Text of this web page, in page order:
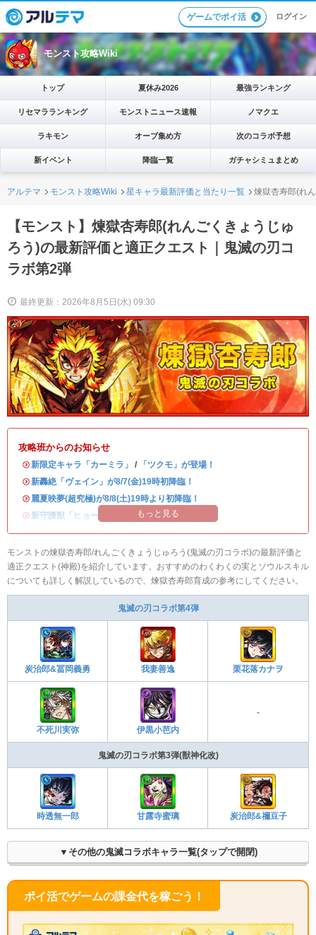
ゲームでポイ活 ログイン
モンスト攻略Wiki
トップ 夏休み2026 最強ランキング
リセマラランキング モンストニュース速報 ノマクエ
ラキモン オーブ集め方 次のコラボ予想
新イベント 降臨一覧 ガチャシミュまとめ
アルテマ モンスト攻略Wiki 星キャラ最新評価と当たり一覧 煉獄杏寿郎(れ
【モンスト】煉獄杏寿郎(れんごくきょうじゅ
ろう)の最新評価と適正クエスト｜鬼滅の刃コ
ラボ第2弾
最終更新：2026年8月5日(水) 09:30
攻略班からのお知らせ
・新限定キャラ「カーミラ」 /
「ツクモ」が登場！
・新轟絶「ヴェイン」が8/7(金)19時初降臨！
・ 麗夏映夢(超究極)が8/8(土)19時より初降臨！
・ 新守護獣「ヒョーたん」が登場！もっと見る
モンストの煉獄杏寿郎/れんごくきょうじゅろう(鬼滅の刃コラボ)の最新評価と
適正クエスト(神殿)を紹介しています。おすすめのわくわくの実とソウルスキル
についても詳しく解説しているので、煉獄杏寿郎育成の参考にしてください。
鬼滅の刃コラボ第4弾
炭治郎&冨岡義勇 我妻善逸 栗花落カナヲ
不死川実弥 伊黒小芭内
-
鬼滅の刃コラボ第3弾(獣神化改)
時透無一郎 甘露寺蜜璃 炭治郎&禰豆子
▼その他の鬼滅コラボキャラ一覧(タップで開閉)
ポイ活でゲームの課金代を稼ごう！